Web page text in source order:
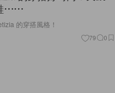
⋯⋯
的穿搭風格！
79 0